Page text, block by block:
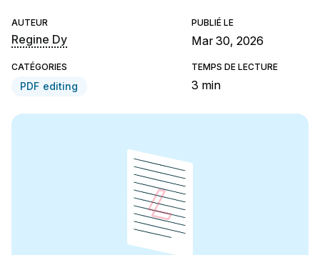
AUTEUR
Regine Dy
PUBLIÉ LE
Mar 30, 2026
CATÉGORIES
PDF editing
TEMPS DE LECTURE
3 min